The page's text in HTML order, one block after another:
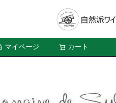
マイページ カート